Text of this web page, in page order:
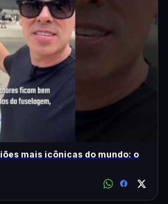
mais icônicas do mundo: o